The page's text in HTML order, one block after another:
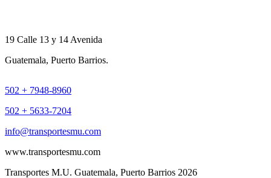
19 Calle 13 y 14 Avenida
Guatemala, Puerto Barrios.
502 + 7948-8960
502 + 5633-7204
info@transportesmu.com
www.transportesmu.com
Transportes M.U. Guatemala, Puerto Barrios 2026